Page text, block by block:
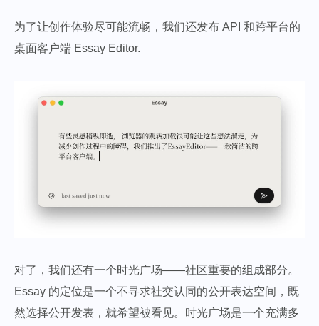
为了让创作体验尽可能流畅，我们还发布 API 和跨平台的
桌面客户端 Essay Editor.
对了，我们还有一个时光广场——社区重要的组成部分。
Essay 的定位是一个不寻求社交认同的公开表达空间，既
然选择公开发表，就希望被看见。时光广场是一个充满多